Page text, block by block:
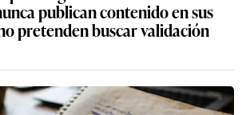
publican contenido en sus
pretenden buscar validación